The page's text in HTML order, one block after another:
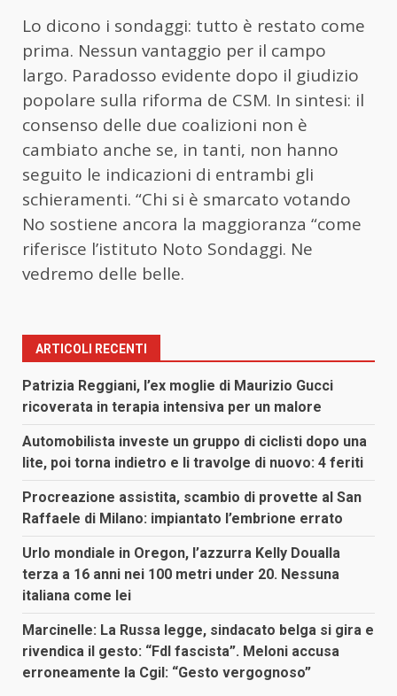
Lo dicono i sondaggi: tutto è restato come
prima. Nessun vantaggio per il campo
largo. Paradosso evidente dopo il giudizio
popolare sulla riforma de CSM. In sintesi: il
consenso delle due coalizioni non è
cambiato anche se, in tanti, non hanno
seguito le indicazioni di entrambi gli
schieramenti. “Chi si è smarcato votando
No sostiene ancora la maggioranza “come
riferisce l’istituto Noto Sondaggi. Ne
vedremo delle belle.
ARTICOLI RECENTI
Patrizia Reggiani, l’ex moglie di Maurizio Gucci
ricoverata in terapia intensiva per un malore
Automobilista investe un gruppo di ciclisti dopo una
lite, poi torna indietro e li travolge di nuovo: 4 feriti
Procreazione assistita, scambio di provette al San
Raffaele di Milano: impiantato l’embrione errato
Urlo mondiale in Oregon, l’azzurra Kelly Doualla
terza a 16 anni nei 100 metri under 20. Nessuna
italiana come lei
Marcinelle: La Russa legge, sindacato belga si gira e
rivendica il gesto: “FdI fascista”. Meloni accusa
erroneamente la Cgil: “Gesto vergognoso”